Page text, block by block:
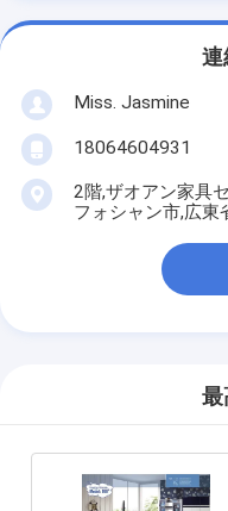
連
Miss. Jasmine
18064604931
2階,ザオアン家具
フォシャン市,広東
最